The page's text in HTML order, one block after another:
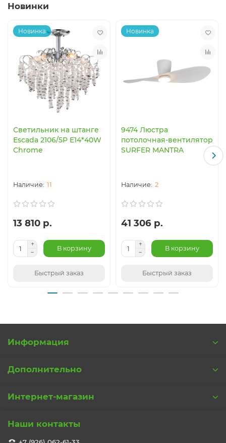
Новинки
Новинка
Светильник на штанге
Escada 2106/5P E14*40W
Chrome
11
13 810 р.
В корзину
Быстрый заказ
Новинка
9474 Люстра
потолочная-вентилятор
SURFER MANTRA
2
41 306 р.
В корзину
Быстрый заказ
Информация
Дополнительно
Интернет-магазин
Наши контакты